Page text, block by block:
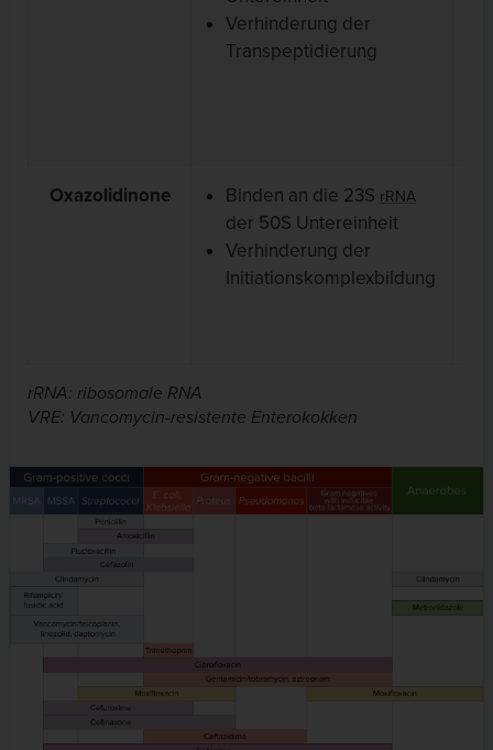
Verhinderung der
Transpeptidierung
Oxazolidinone Binden an die 23S rRNA
der 50S Untereinheit
Verhinderung der
Initiationskomplexbildung
rRNA: ribosomale RNA
VRE: Vancomycin-resistente Enterokokken